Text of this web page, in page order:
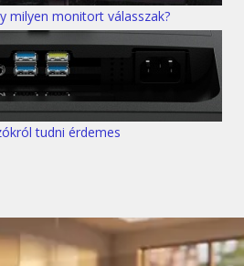
milyen monitort válasszak?
tudni érdemes